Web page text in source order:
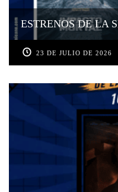
ESTRENOS DE LA
23 DE JULIO DE 2026